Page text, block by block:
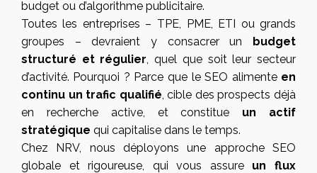
budget ou d’algorithme publicitaire.
Toutes les entreprises – TPE, PME, ETI ou grands
groupes – devraient y consacrer un budget
structuré et régulier , quel que soit leur secteur
d’activité. Pourquoi ? Parce que le SEO alimente en
continu un trafic qualifié , cible des prospects déjà
en recherche active, et constitue un actif
stratégique qui capitalise dans le temps.
Chez NRV, nous déployons une approche SEO
globale et rigoureuse, qui vous assure un flux